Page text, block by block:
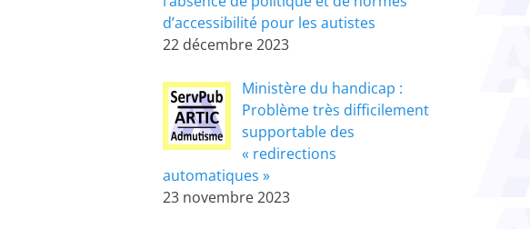
d’accessibilité pour les autistes
22 décembre 2023
Ministère du handicap :
Problème très difficilement
supportable des
« redirections
automatiques »
23 novembre 2023